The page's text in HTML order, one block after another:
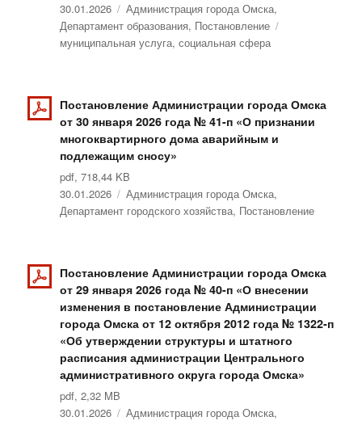
Опубликовано
30.01.2026 Рубрики
Администрация города Омска,
Департамент образования, Постановление
муниципальная услуга,социальная сфера
Постановление Администрации города Омска
от 30 января 2026 года № 41-п «О признании
многоквартирного дома аварийным и
подлежащим сносу»
pdf, 718,44 KB
Опубликовано
30.01.2026 Рубрики
Администрация города Омска,
Департамент городского хозяйства, Постановление
Постановление Администрации города Омска
от 29 января 2026 года № 40-п «О внесении
изменения в постановление Администрации
города Омска от 12 октября 2012 года № 1322-п
«Об утверждении структуры и штатного
расписания администрации Центрального
административного округа города Омска»
pdf, 2,32 MB
Опубликовано
30.01.2026 Рубрики
Администрация города Омска,